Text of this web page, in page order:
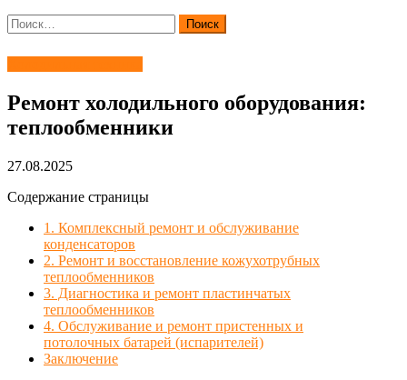
Найти:
Ремонт холодильного оборудования:
теплообменники
27.08.2025
Содержание страницы
1. Комплексный ремонт и обслуживание
конденсаторов
2. Ремонт и восстановление кожухотрубных
теплообменников
3. Диагностика и ремонт пластинчатых
теплообменников
4. Обслуживание и ремонт пристенных и
потолочных батарей (испарителей)
Заключение